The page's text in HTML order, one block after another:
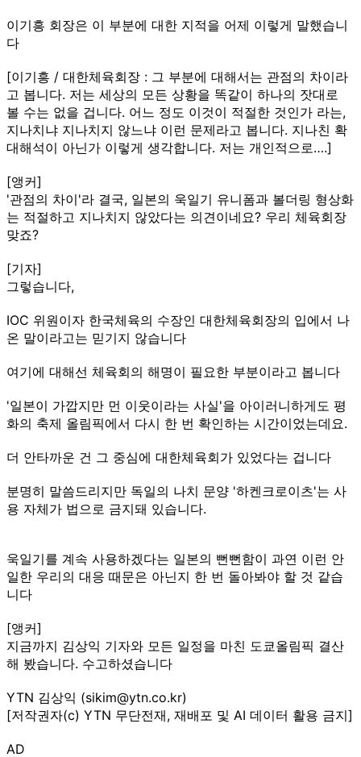
이기흥 회장은 이 부분에 대한 지적을 어제 이렇게 말했습니
다
[이기흥 / 대한체육회장 : 그 부분에 대해서는 관점의 차이라
고 봅니다. 저는 세상의 모든 상황을 똑같이 하나의 잣대로
볼 수는 없을 겁니다. 어느 정도 이것이 적절한 것인가 라는,
지나치냐 지나치지 않느냐 이런 문제라고 봅니다. 지나친 확
대해석이 아닌가 이렇게 생각합니다. 저는 개인적으로….]
[앵커]
'관점의 차이'라 결국, 일본의 욱일기 유니폼과 볼더링 형상화
는 적절하고 지나치지 않았다는 의견이네요? 우리 체육회장
맞죠?
[기자]
그렇습니다,
IOC 위원이자 한국체육의 수장인 대한체육회장의 입에서 나
온 말이라고는 믿기지 않습니다
여기에 대해선 체육회의 해명이 필요한 부분이라고 봅니다
'일본이 가깝지만 먼 이웃이라는 사실'을 아이러니하게도 평
화의 축제 올림픽에서 다시 한 번 확인하는 시간이었는데요.
더 안타까운 건 그 중심에 대한체육회가 있었다는 겁니다
분명히 말씀드리지만 독일의 나치 문양 '하켄크로이츠'는 사
용 자체가 법으로 금지돼 있습니다.
욱일기를 계속 사용하겠다는 일본의 뻔뻔함이 과연 이런 안
일한 우리의 대응 때문은 아닌지 한 번 돌아봐야 할 것 같습
니다
[앵커]
지금까지 김상익 기자와 모든 일정을 마친 도쿄올림픽 결산
해 봤습니다. 수고하셨습니다
YTN 김상익 (sikim@ytn.co.kr)
[저작권자(c) YTN 무단전재, 재배포 및 AI 데이터 활용 금지]
AD